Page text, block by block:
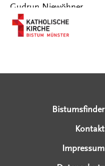
Gudrun Niewöhner
Bistumsfinder
Kontakt
Impressum